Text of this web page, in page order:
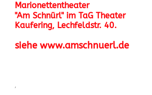
Marionettentheater
"Am Schnürl" im TaG Theater
Kaufering, Lechfeldstr. 40.
siehe www.amschnuerl.de
,